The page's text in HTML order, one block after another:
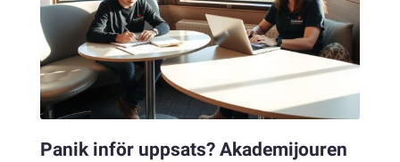
Panik inför uppsats? Akademijouren